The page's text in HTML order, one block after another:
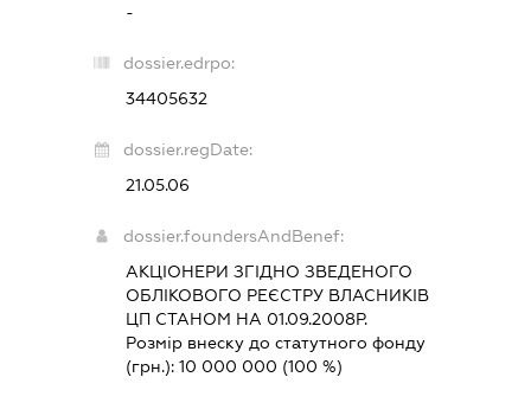
-
dossier.edrpo:
34405632
dossier.regDate:
21.05.06
dossier.foundersAndBenef:
АКЦІОНЕРИ ЗГІДНО ЗВЕДЕНОГО
ОБЛІКОВОГО РЕЄСТРУ ВЛАСНИКІВ
ЦП СТАНОМ НА 01.09.2008Р.
Розмір внеску до статутного фонду
(грн.): 10 000 000 (100 %)